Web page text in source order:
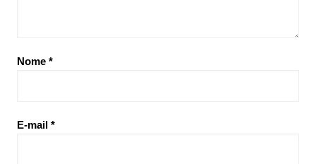
Nome *
E-mail *